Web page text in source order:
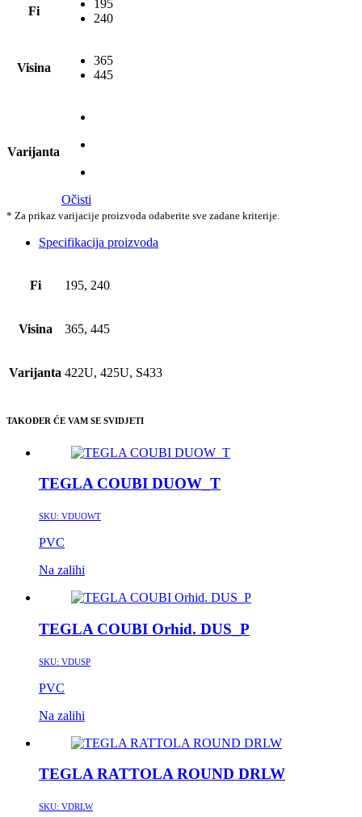
Fi
195
240
Visina
365
445
Varijanta
Očisti
* Za prikaz varijacije proizvoda odaberite sve zadane kriterije.
Specifikacija proizvoda
Fi 195, 240
Visina 365, 445
Varijanta 422U, 425U, S433
TAKOĐER ĆE VAM SE SVIDJETI
TEGLA COUBI DUOW_T
SKU: VDUOWT
PVC
Na zalihi
TEGLA COUBI Orhid. DUS_P
SKU: VDUSP
PVC
Na zalihi
TEGLA RATTOLA ROUND DRLW
SKU: VDRLW